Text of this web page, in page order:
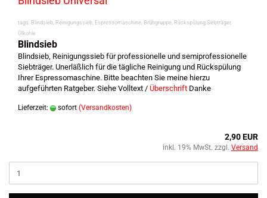
tags: Blindsieb, Reinigungssieb, Espressomaschine, Brühgruppe, Rückspülung,Siebträger,
Ölkohle
Blindsieb
Blindsieb, Reinigungssieb für professionelle und semiprofessionelle
Siebträger. Unerläßlich für die tägliche Reinigung und Rückspülung
Ihrer Espressomaschine. Bitte beachten Sie meine hierzu
aufgeführten Ratgeber. Siehe Volltext / Überschrift Danke
Lieferzeit: sofort (Versandkosten)
2,90 EUR
inkl. 19% MwSt. zzgl. Versand